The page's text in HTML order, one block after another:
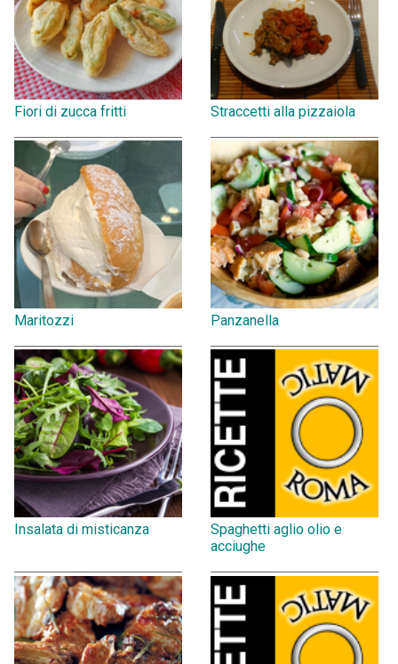
Fiori di zucca fritti Straccetti alla pizzaiola
Maritozzi Panzanella
Insalata di misticanza
Spaghetti aglio olio e
acciughe